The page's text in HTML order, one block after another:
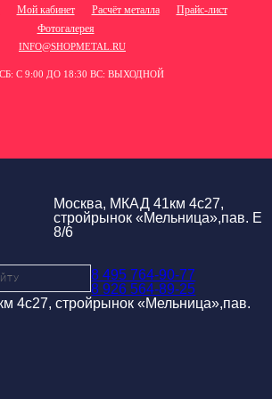
Мой кабинет Расчёт металла
Прайс-лист
Фотогалерея
INFO@SHOPMETAL.RU
С 9:00 ДО 18:30 ВС: ВЫХОДНОЙ
Москва, МКАД 41км 4с27,
стройрынок «Мельница»,пав. Е
8/6
8 495 764-90-77
8 926 564-89-25
4с27, стройрынок «Мельница»,пав.